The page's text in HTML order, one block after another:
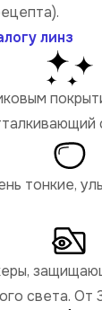
линз
тонкие,
света. От